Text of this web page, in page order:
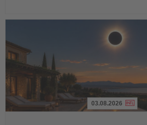
03.08.2026